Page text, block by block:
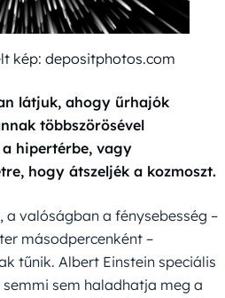
kép: depositphotos.com
látjuk, ahogy űrhajók
többszörösével
hipertérbe, vagy
hogy átszeljék a kozmoszt.
a valóságban a fénysebesség –
másodpercenként –
tűnik. Albert Einstein speciális
sem haladhatja meg a